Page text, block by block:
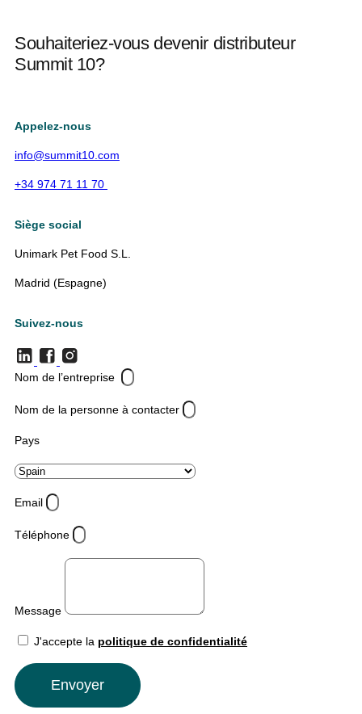
Souhaiteriez-vous devenir distributeur
Summit 10?
Appelez-nous
info@summit10.com
+34 974 71 11 70
Siège social
Unimark Pet Food S.L.
Madrid (Espagne)
Suivez-nous
Nom de l’entreprise
Nom de la personne à contacter
Pays
Email
Téléphone
Message
J'accepte la politique de confidentialité
Envoyer